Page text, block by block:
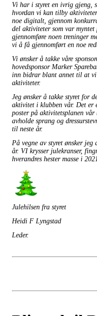
Vi har i styret en ivrig gjeng,
hvordan vi kan tilby
noe digitalt, gjennom
del aktiviteter som var
gjennomføre noen treninger
vi å få gjennomført en noe
Vi ønsker å takke våre
hovedsponsor Marker
inn bidrar blant annet til at vi
aktiviteter.
Jeg ønsker å takke styret for
aktivitet i klubben vår. Det er
poster på aktivitetsplanen
avholde sprang og
til neste år.
På vegne av styret ønsker
år. VI krysser julekranser,
hverandres hester masse i
Julehilsen fra styret
Heidi F Lyngstad
Leder.